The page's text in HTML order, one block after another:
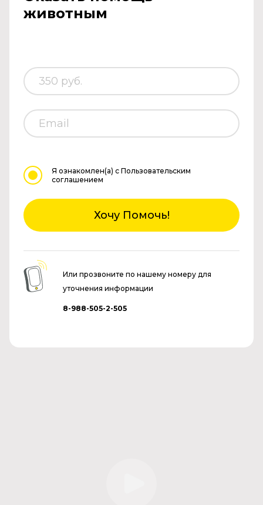
животным
Я ознакомлен(а) с Пользовательским
соглашением
Хочу Помочь!
Или прозвоните по нашему номеру для
уточнения информации
8-988-505-2-505